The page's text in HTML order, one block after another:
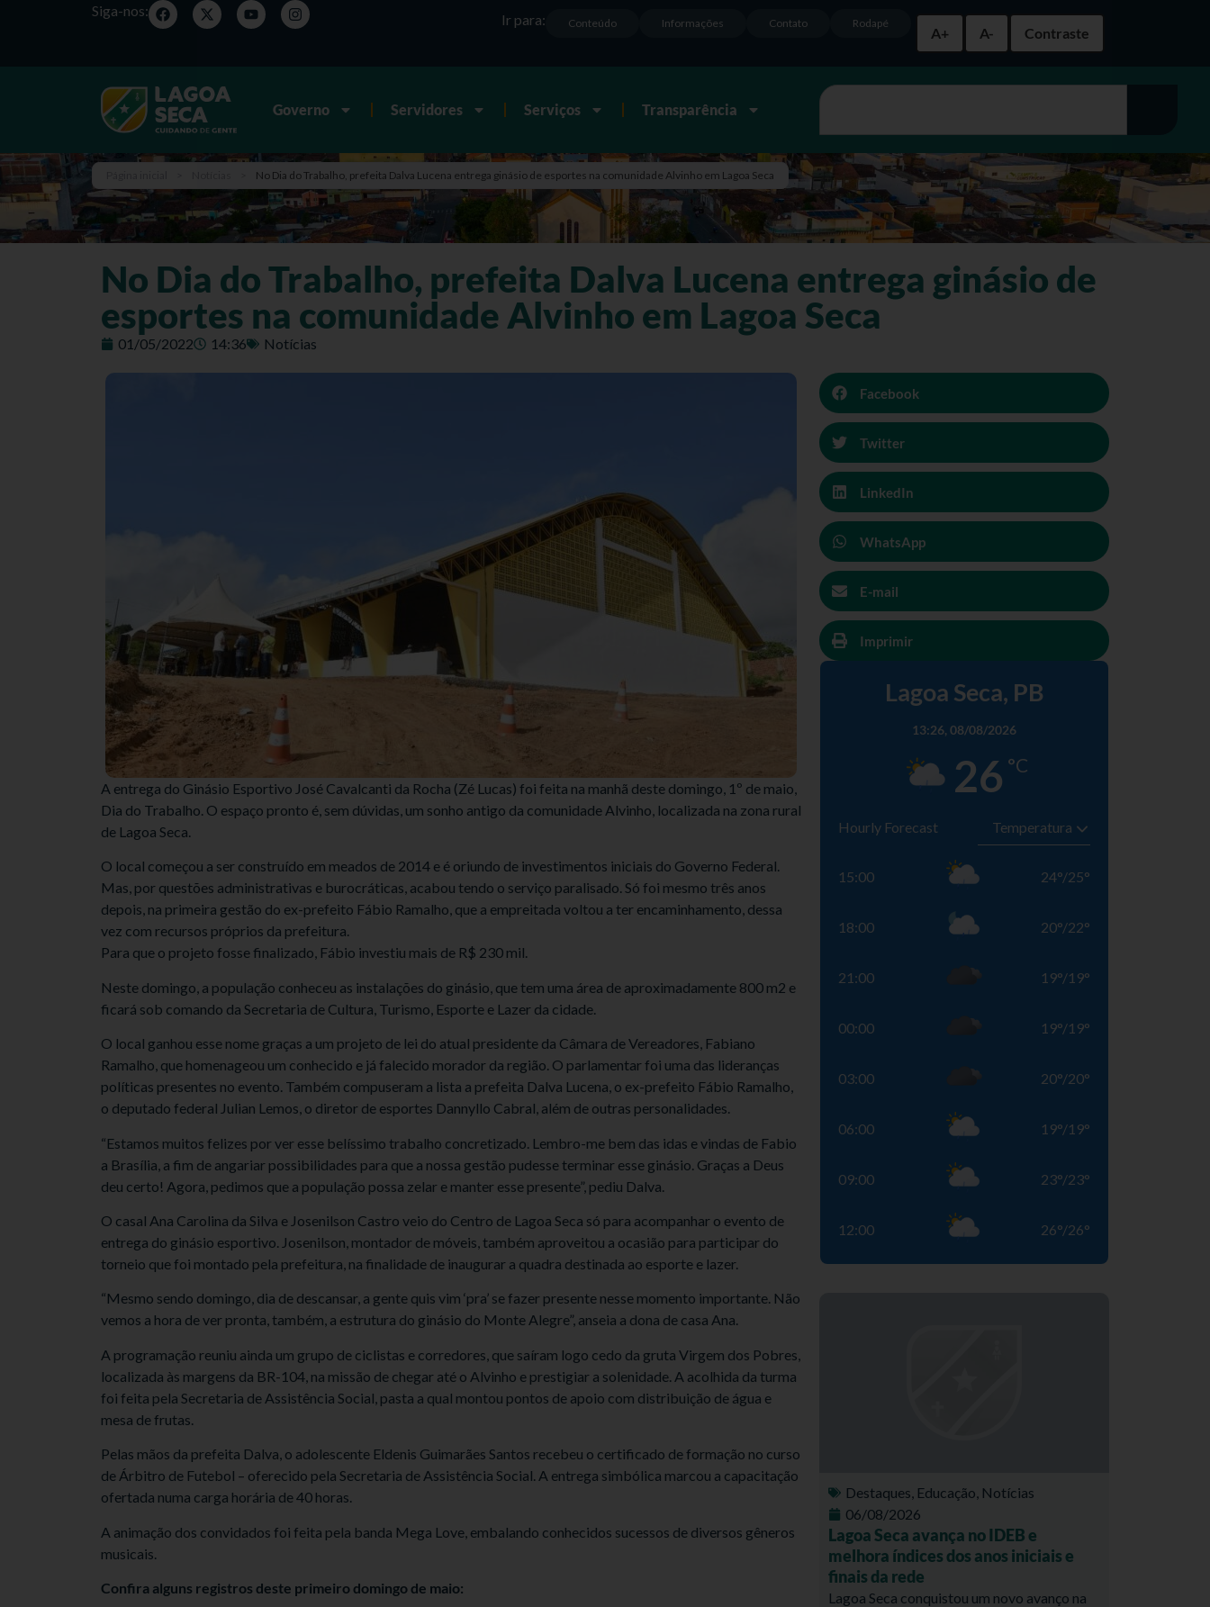
Siga-nos:
A+
A- Contraste
Rodapé
Contato
Informações
Conteúdo
Ir para:
Governo Servidores Serviços Transparência
No Dia do Trabalho, prefeita Dalva Lucena entrega ginásio de esportes na comunidade Alvinho em Lagoa Seca
No Dia do Trabalho, prefeita Dalva Lucena entrega ginásio de
esportes na comunidade Alvinho em Lagoa Seca
01/05/2022 14:36 Notícias
A entrega do Ginásio Esportivo José Cavalcanti da Rocha (Zé Lucas) foi feita na manhã deste domingo, 1º de maio,
Dia do Trabalho. O espaço pronto é, sem dúvidas, um sonho antigo da comunidade Alvinho, localizada na zona rural
de Lagoa Seca.
O local começou a ser construído em meados de 2014 e é oriundo de investimentos iniciais do Governo Federal.
Mas, por questões administrativas e burocráticas, acabou tendo o serviço paralisado. Só foi mesmo três anos
depois, na primeira gestão do ex-prefeito Fábio Ramalho, que a empreitada voltou a ter encaminhamento, dessa
vez com recursos próprios da prefeitura.
Para que o projeto fosse finalizado, Fábio investiu mais de R$ 230 mil.
Neste domingo, a população conheceu as instalações do ginásio, que tem uma área de aproximadamente 800 m2 e
ficará sob comando da Secretaria de Cultura, Turismo, Esporte e Lazer da cidade.
O local ganhou esse nome graças a um projeto de lei do atual presidente da Câmara de Vereadores, Fabiano
Ramalho, que homenageou um conhecido e já falecido morador da região. O parlamentar foi uma das lideranças
políticas presentes no evento. Também compuseram a lista a prefeita Dalva Lucena, o ex-prefeito Fábio Ramalho,
o deputado federal Julian Lemos, o diretor de esportes Dannyllo Cabral, além de outras personalidades.
“Estamos muitos felizes por ver esse belíssimo trabalho concretizado. Lembro-me bem das idas e vindas de Fabio
a Brasília, a fim de angariar possibilidades para que a nossa gestão pudesse terminar esse ginásio. Graças a Deus
deu certo! Agora, pedimos que a população possa zelar e manter esse presente”, pediu Dalva.
O casal Ana Carolina da Silva e Josenilson Castro veio do Centro de Lagoa Seca só para acompanhar o evento de
entrega do ginásio esportivo. Josenilson, montador de móveis, também aproveitou a ocasião para participar do
torneio que foi montado pela prefeitura, na finalidade de inaugurar a quadra destinada ao esporte e lazer.
“Mesmo sendo domingo, dia de descansar, a gente quis vim ‘pra’ se fazer presente nesse momento importante. Não
vemos a hora de ver pronta, também, a estrutura do ginásio do Monte Alegre”, anseia a dona de casa Ana.
A programação reuniu ainda um grupo de ciclistas e corredores, que saíram logo cedo da gruta Virgem dos Pobres,
localizada às margens da BR-104, na missão de chegar até o Alvinho e prestigiar a solenidade. A acolhida da turma
foi feita pela Secretaria de Assistência Social, pasta a qual montou pontos de apoio com distribuição de água e
mesa de frutas.
Pelas mãos da prefeita Dalva, o adolescente Eldenis Guimarães Santos recebeu o certificado de formação no curso
de Árbitro de Futebol – oferecido pela Secretaria de Assistência Social. A entrega simbólica marcou a capacitação
ofertada numa carga horária de 40 horas.
A animação dos convidados foi feita pela banda Mega Love, embalando conhecidos sucessos de diversos gêneros
musicais.
Confira alguns registros deste primeiro domingo de maio:
Facebook
Twitter
LinkedIn
WhatsApp
E-mail
Imprimir
Lagoa Seca, PB
13:26, 08/08/2026
26 °C
Hourly Forecast
15:00 24°/25°
18:00 20°/22°
21:00 19°/19°
00:00 19°/19°
03:00 20°/20°
06:00 19°/19°
09:00 23°/23°
12:00 26°/26°
Destaques, Educação, Notícias
06/08/2026
Lagoa Seca avança no IDEB e
melhora índices dos anos iniciais e
finais da rede
Lagoa Seca conquistou um novo avanço na